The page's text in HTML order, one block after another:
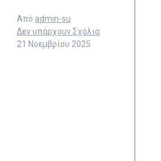
Από admin-su
Δεν υπάρχουν Σχόλια
21 Νοεμβρίου 2025